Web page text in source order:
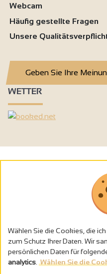
Webcam
Häufig gestellte Fragen
Unsere
Geben Sie Ihre
WETTER
Alkoholmissbrauch ist
Wählen Sie die Cookies, die
zum Schutz Ihrer Daten. Wir
persönlichen Daten für
analytics Wählen Sie die